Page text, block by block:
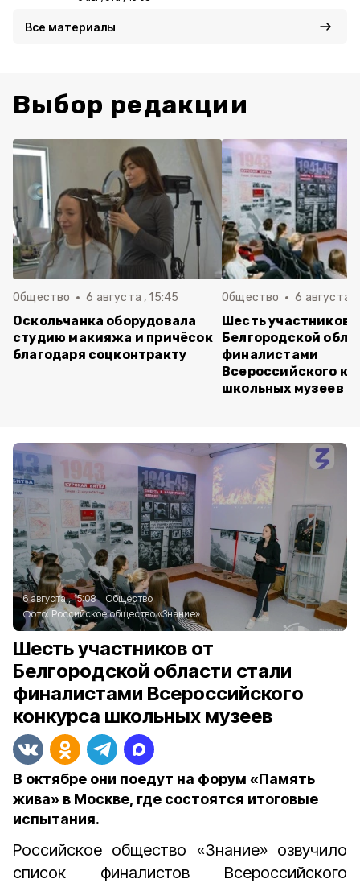
Все материалы
Выбор редакции
Общество 6 августа , 15:45
Оскольчанка оборудовала
студию макияжа и причёсок
благодаря соцконтракту
Общество 6 августа ,
Шесть участников
Белгородской
финалистами
Всероссийского
школьных музеев
6 августа , 15:08
Общество
Фото: Российское общество «Знание»
Шесть участников от
Белгородской области стали
финалистами Всероссийского
конкурса школьных музеев
В октябре они поедут на форум «Память
жива» в Москве, где состоятся итоговые
испытания.
Российское общество «Знание» озвучило
список финалистов Всероссийского